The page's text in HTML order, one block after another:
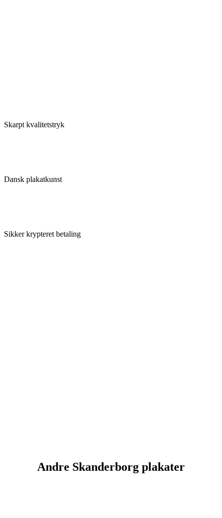
Skarpt kvalitetstryk
Dansk plakatkunst
Sikker krypteret betaling
Andre Skanderborg plakater